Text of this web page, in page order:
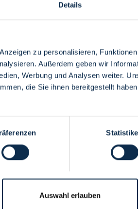
Details
zu personalisieren,
Außerdem geben wir
Werbung und Analysen weiter.
die Sie ihnen bereitgestellt
Auswahl erlauben
Menü